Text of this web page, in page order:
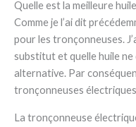
Quelle est la meilleure
Comme je l’ai dit
pour les tronçonneuses.
substitut et quelle huile
alternative. Par
tronçonneuses
La tronçonneuse